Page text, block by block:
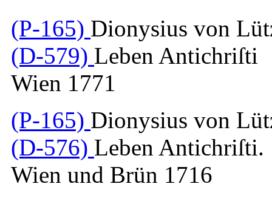
(P-165) Dionysius von
(D-579) Leben Antichriſti
Wien 1771
(P-165) Dionysius von
(D-576) Leben Antichriſti.
Wien und Brün 1716